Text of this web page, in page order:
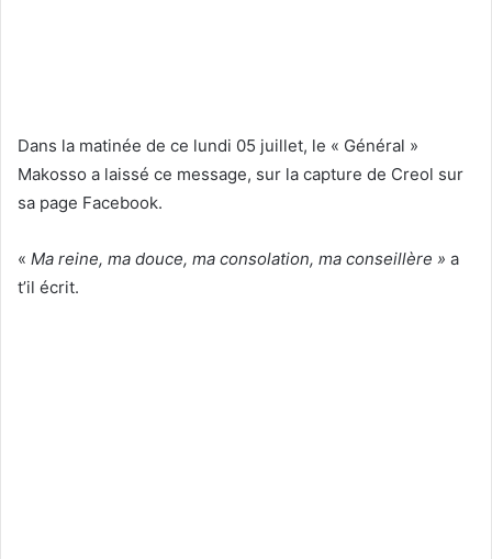
Dans la matinée de ce lundi 05 juillet, le « Général »
Makosso a laissé ce message, sur la capture de Creol sur
sa page Facebook.
« Ma reine, ma douce, ma consolation, ma conseillère » a
t’il écrit.